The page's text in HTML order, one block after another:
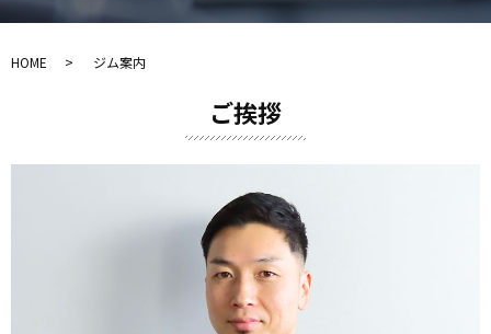
HOME ジム案内
ご挨拶